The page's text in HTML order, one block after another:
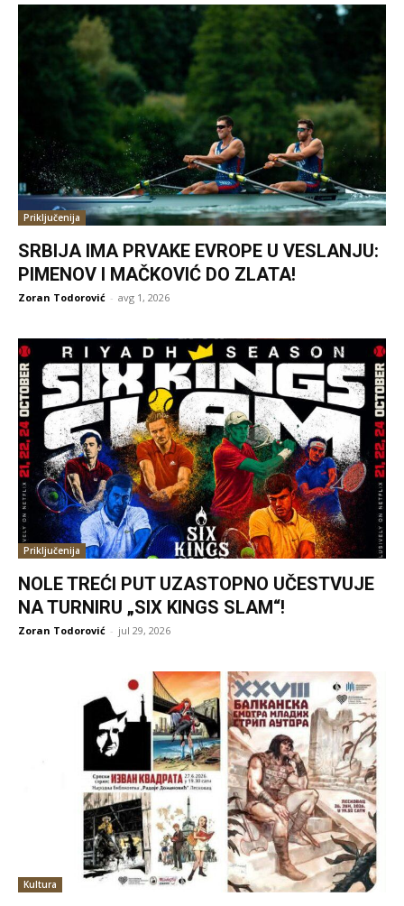
Priključenija
SRBIJA IMA PRVAKE EVROPE U VESLANJU:
PIMENOV I MAČKOVIĆ DO ZLATA!
Zoran Todorović - avg 1, 2026
Priključenija
NOLE TREĆI PUT UZASTOPNO UČESTVUJE
NA TURNIRU „SIX KINGS SLAM“!
Zoran Todorović - jul 29, 2026
Kultura